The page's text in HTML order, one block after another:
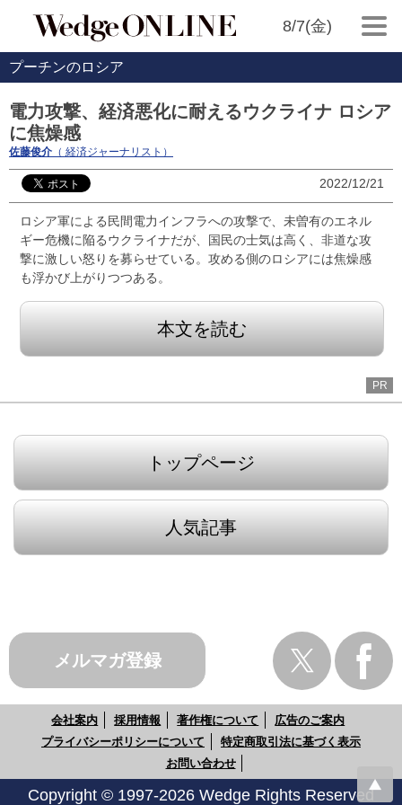
8/7(金)
プーチンのロシア
電力攻撃、経済悪化に耐えるウクライナ ロシア
に焦燥感
佐藤俊介 （ 経済ジャーナリスト）
2022/12/21
ロシア軍による民間電力インフラへの攻撃で、未曽有のエネル
ギー危機に陥るウクライナだが、国民の士気は高く、非道な攻
撃に激しい怒りを募らせている。攻める側のロシアには焦燥感
も浮かび上がりつつある。
本文を読む
PR
トップページ
人気記事
メルマガ登録
会社案内 採用情報 著作権について
広告のご案内
プライバシーポリシーについて
特定商取引法に基づく表示
お問い合わせ
Copyright © 1997-2026 Wedge Rights Reserved